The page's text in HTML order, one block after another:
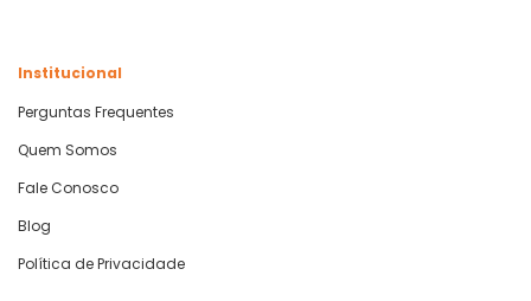
Institucional
Perguntas Frequentes
Quem Somos
Fale Conosco
Blog
Política de Privacidade